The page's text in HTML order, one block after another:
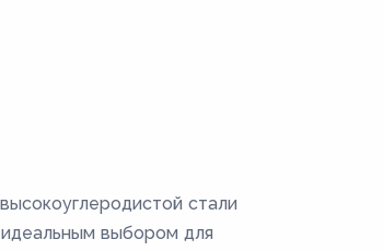
стали
выбором для